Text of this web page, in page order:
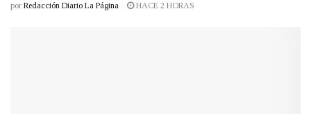
por Redacción Diario La Página HACE 2 HORAS